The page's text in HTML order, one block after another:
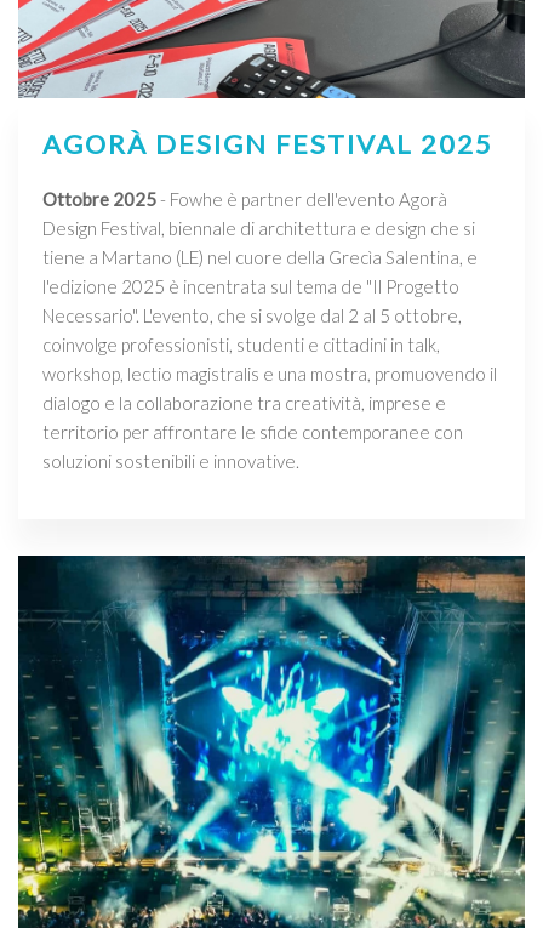
AGORÀ DESIGN FESTIVAL 2025
Ottobre 2025- Fowhe è partner dell'evento Agorà
Design Festival, biennale di architettura e design che si
tiene a Martano (LE) nel cuore della Grecìa Salentina, e
l'edizione 2025 è incentrata sul tema de "Il Progetto
Necessario". L'evento, che si svolge dal 2 al 5 ottobre,
coinvolge professionisti, studenti e cittadini in talk,
workshop, lectio magistralis e una mostra, promuovendo il
dialogo e la collaborazione tra creatività, imprese e
territorio per affrontare le sfide contemporanee con
soluzioni sostenibili e innovative.